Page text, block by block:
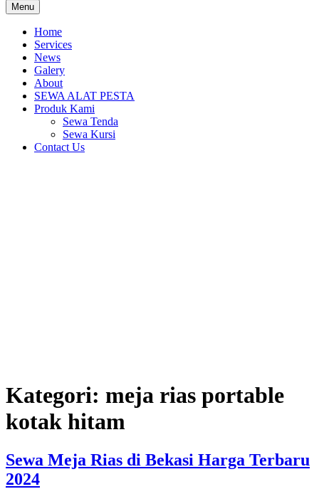
Menu
Home
Services
News
Galery
About
SEWA ALAT PESTA
Produk Kami
Sewa Tenda
Sewa Kursi
Contact Us
Kategori: meja rias portable
kotak hitam
Sewa Meja Rias di Bekasi Harga Terbaru
2024